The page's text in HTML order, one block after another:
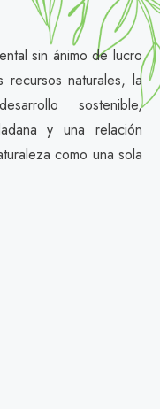
sin ánimo de lucro
recursos naturales, la
sostenible,
y una relación
como una sola